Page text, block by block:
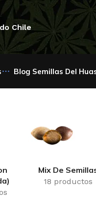
Chile
Blog Semillas Del
Mix De
18 productos